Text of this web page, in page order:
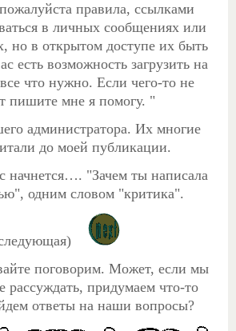
правила, ссылками
в личных сообщениях или
но в открытом доступе их быть
есть возможность загрузить на
что нужно. Если чего-то не
пишите мне я помогу. "
администратора. Их многие
до моей публикации.
начнется…. "Зачем ты написала
одним словом "критика".
поговорим. Может, если мы
рассуждать, придумаем что-то
ответы на наши вопросы?